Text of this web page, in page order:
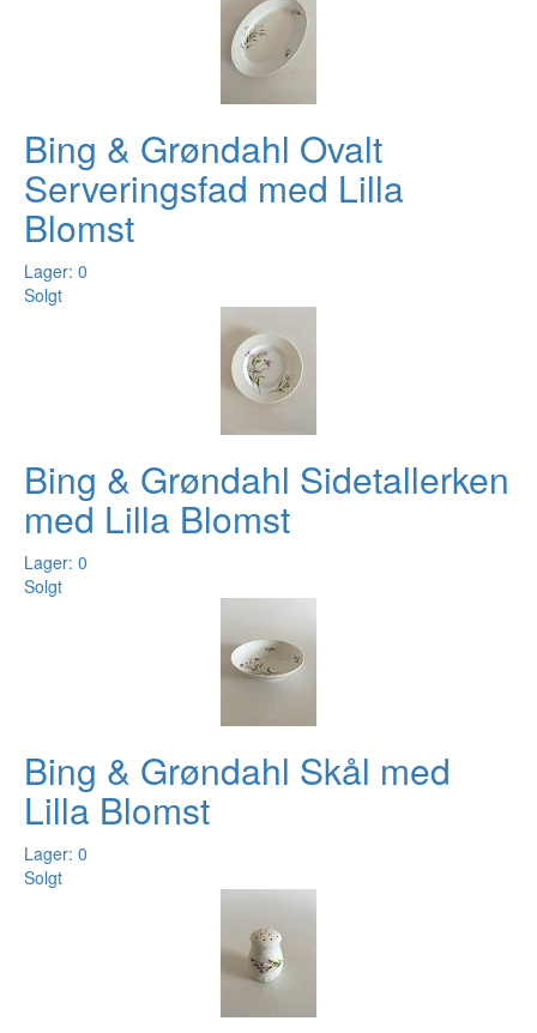
Bing & Grøndahl Ovalt
Serveringsfad med Lilla
Blomst
Lager: 0
Solgt
Bing & Grøndahl Sidetallerken
med Lilla Blomst
Lager: 0
Solgt
Bing & Grøndahl Skål med
Lilla Blomst
Lager: 0
Solgt